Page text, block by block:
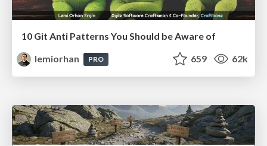
10 Git Anti Patterns You Should be Aware of
lemiorhan
PRO 659 62k